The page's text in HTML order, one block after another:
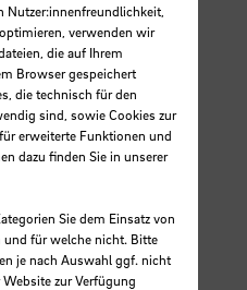
Nutzer:innenfreundlichkeit,
verwenden wir
die auf Ihrem
Browser gespeichert
die technisch für den
sind, sowie Cookies zur
erweiterte Funktionen und
dazu finden Sie in unserer
Sie dem Einsatz von
für welche nicht. Bitte
je nach Auswahl ggf. nicht
zur Verfügung